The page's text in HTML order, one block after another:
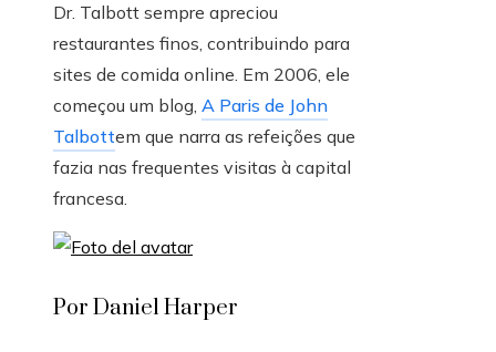
Dr. Talbott sempre apreciou
restaurantes finos, contribuindo para
sites de comida online. Em 2006, ele
começou um blog, A Paris de John
Talbottem que narra as refeições que
fazia nas frequentes visitas à capital
francesa.
Por Daniel Harper